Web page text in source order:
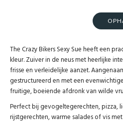
The Crazy Bikers Sexy Sue heeft een p
kleur. Zuiver in de neus met heerlijke
frisse en verleidelijke aanzet.
gestructureerd en met een
fruitige, boeiende afdronk van wilde
Perfect bij gevogeltegerechten, pizza,
rijstgerechten, warme salades of vis met